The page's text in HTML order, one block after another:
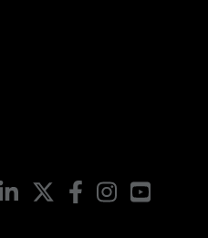
LinkedIn FacebookInstagramYouTube